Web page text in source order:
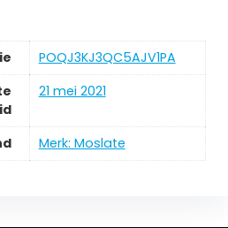
POQJ3KJ3QC5AJV1PA
21 mei 2021
Merk: Moslate